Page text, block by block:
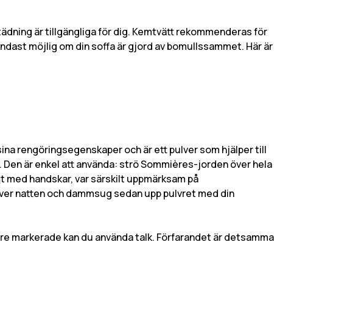
är tillgängliga för dig. Kemtvätt rekommenderas för
möjlig om din soffa är gjord av bomullssammet. Här är
rengöringsegenskaper och är ett pulver som hjälper till
är enkel att använda: strö Sommières-jorden över hela
handskar, var särskilt uppmärksam på
natten och dammsug sedan upp pulvret med din
markerade kan du använda talk. Förfarandet är detsamma